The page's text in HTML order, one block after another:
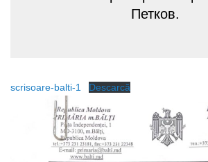
Петков.
scrisoare-balti-1 Descarcă